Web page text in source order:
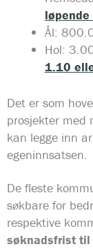
Ål:
Hol:
1.10
Det er som
prosjekter med
kan legge inn
egeninnsatsen.
De fleste
søkbare for
respektive
søknadsfrist